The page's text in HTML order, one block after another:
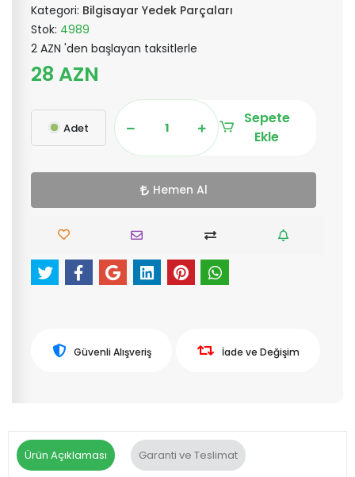
Kategori: Bilgisayar Yedek Parçaları
Stok: 4989
2 AZN 'den başlayan taksitlerle
28 AZN
Adet
Sepete
Ekle
Hemen Al
Güvenli Alışveriş İade ve Değişim
Ürün Açıklaması Garanti ve Teslimat